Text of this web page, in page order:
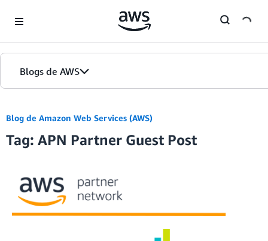
Blogs de AWS
Inicio
Ediciones
Blog de Amazon Web Services (AWS)
Tag: APN Partner Guest Post